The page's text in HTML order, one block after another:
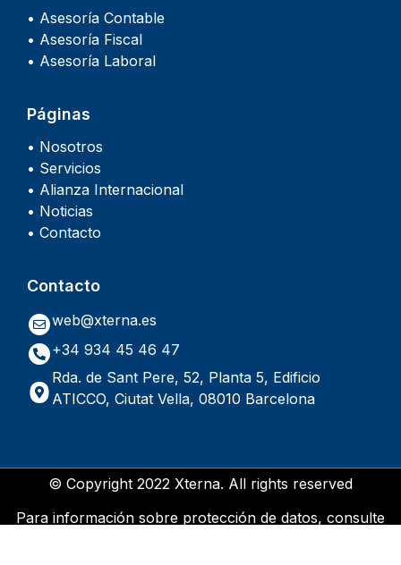
• Asesoría Contable
• Asesoría Fiscal
• Asesoría Laboral
Páginas
• Nosotros
• Servicios
• Alianza Internacional
• Noticias
• Contacto
Contacto
web@xterna.es
+34 934 45 46 47
Rda. de Sant Pere, 52, Planta 5, Edificio
ATICCO, Ciutat Vella, 08010 Barcelona
© Copyright 2022 Xterna. All rights reserved
Para información sobre protección de datos, consulte